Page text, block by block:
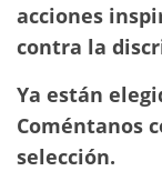
acciones
contra la
Ya están
Coméntanos
selección.